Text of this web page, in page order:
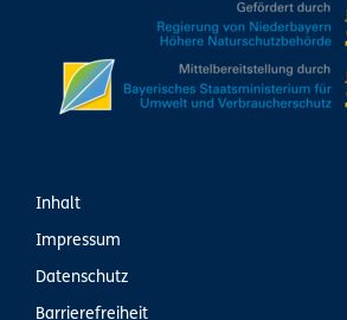
Inhalt
Impressum
Datenschutz
Barrierefreiheit